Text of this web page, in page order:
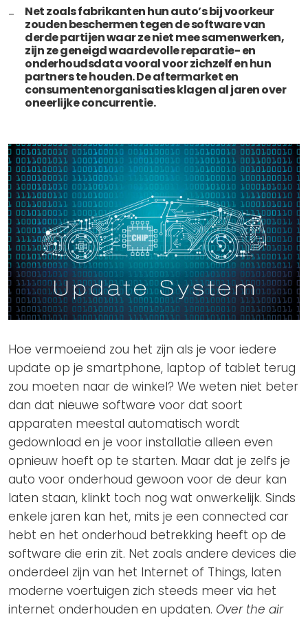
Net zoals fabrikanten hun auto’s bij voorkeur
zouden beschermen tegen de software van
derde partijen waar ze niet mee samenwerken,
zijn ze geneigd waardevolle reparatie- en
onderhoudsdata vooral voor zichzelf en hun
partners te houden. De aftermarket en
consumentenorganisaties klagen al jaren over
oneerlijke concurrentie.
Hoe vermoeiend zou het zijn als je voor iedere
update op je smartphone, laptop of tablet terug
zou moeten naar de winkel? We weten niet beter
dan dat nieuwe software voor dat soort
apparaten meestal automatisch wordt
gedownload en je voor installatie alleen even
opnieuw hoeft op te starten. Maar dat je zelfs je
auto voor onderhoud gewoon voor de deur kan
laten staan, klinkt toch nog wat onwerkelijk. Sinds
enkele jaren kan het, mits je een connected car
hebt en het onderhoud betrekking heeft op de
software die erin zit. Net zoals andere devices die
onderdeel zijn van het Internet of Things, laten
moderne voertuigen zich steeds meer via het
internet onderhouden en updaten. Over the air